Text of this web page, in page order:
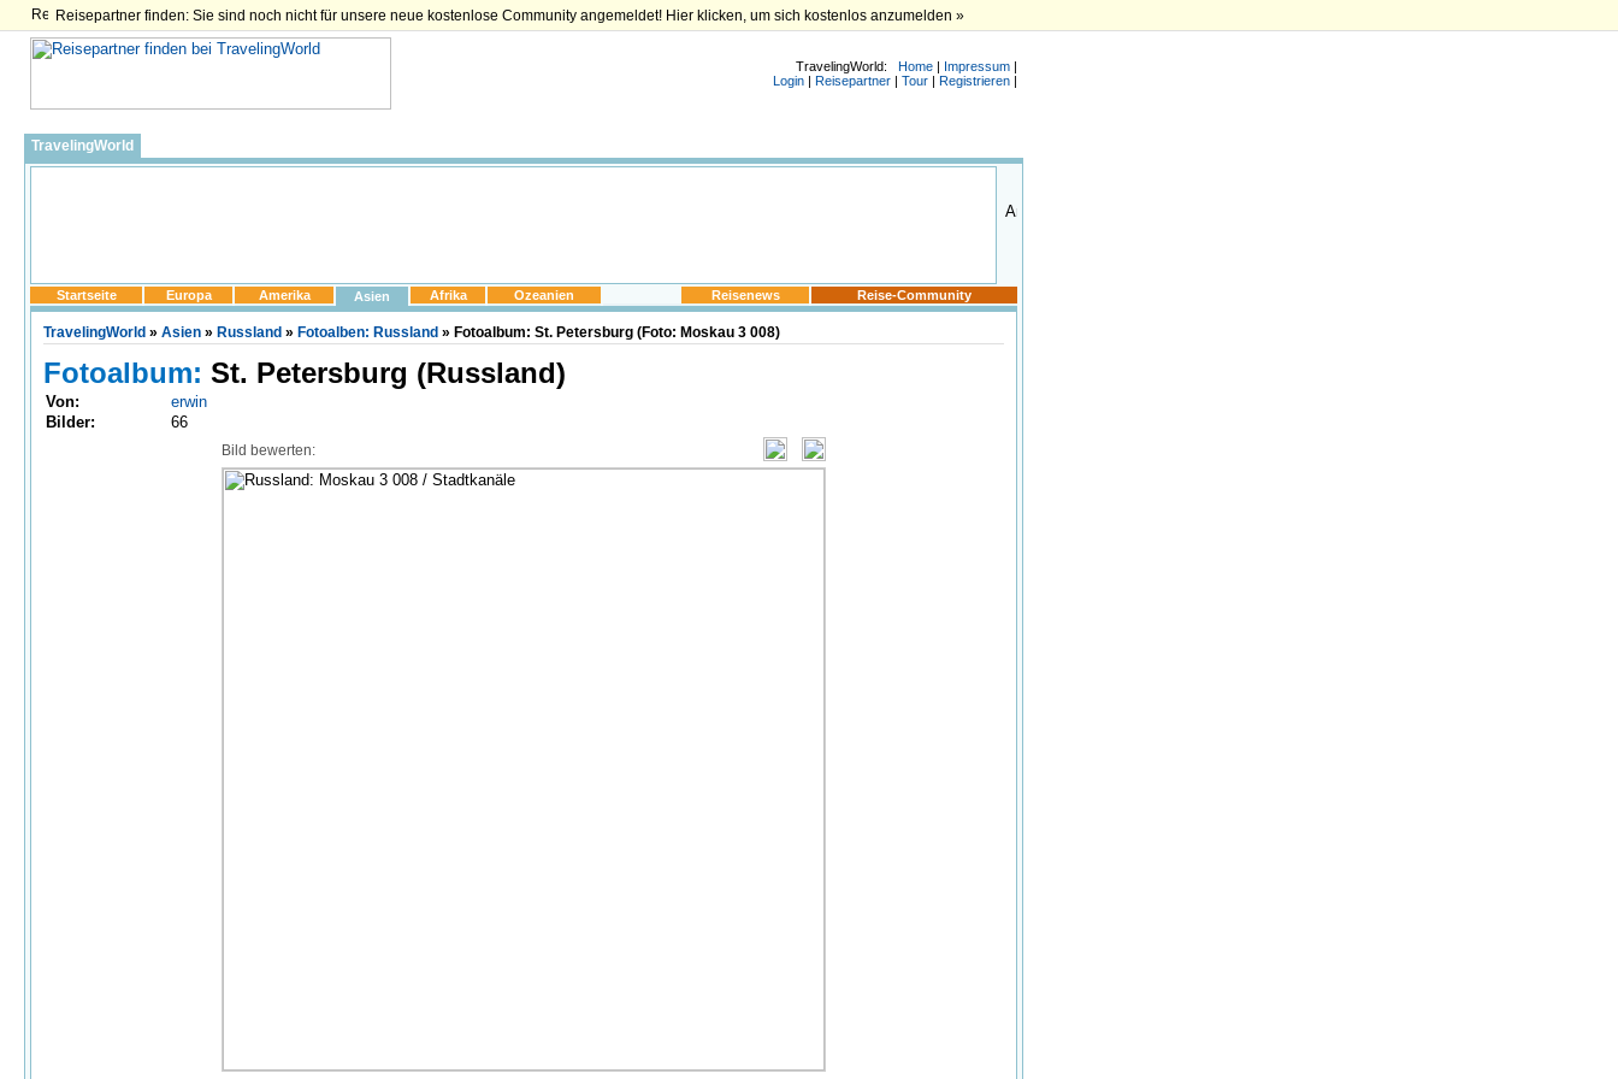
Reisepartner finden: Sie sind noch nicht für unsere neue kostenlose Community angemeldet! Hier klicken, um sich kostenlos anzumelden »
TravelingWorld: Home | Impressum |
Login | Reisepartner | Tour | Registrieren |
TravelingWorld
Startseite Europa Amerika Asien Afrika Ozeanien Reisenews Reise-Community
TravelingWorld » Asien » Russland » Fotoalben: Russland » Fotoalbum: St. Petersburg (Foto: Moskau 3 008)
Fotoalbum: St. Petersburg (Russland)
Von:
erwin
Bilder:
66
Bild bewerten: